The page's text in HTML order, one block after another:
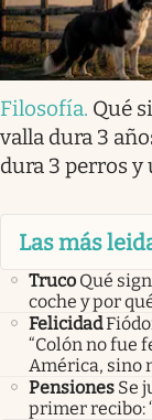
Filosofía. Qué
valla dura 3
dura 3 perros y
Las más
Truco Qué
coche y por
Felicidad
“Colón no fue
América, sino
Pensiones Se
primer recibo: